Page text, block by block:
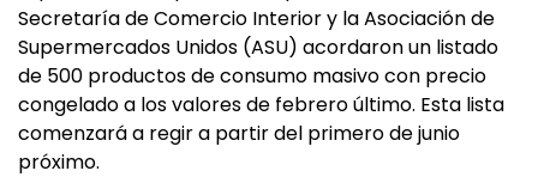
Secretaría de Comercio Interior y la Asociación de
Supermercados Unidos (ASU) acordaron un listado
de 500 productos de consumo masivo con precio
congelado a los valores de febrero último. Esta lista
comenzará a regir a partir del primero de junio
próximo.